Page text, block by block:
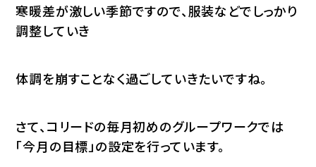
寒暖差が激しい季節ですので、服装などでしっかり
調整していき
体調を崩すことなく過ごしていきたいですね。
さて、コリードの毎月初めのグループワークでは
「今月の目標」の設定を行っています。